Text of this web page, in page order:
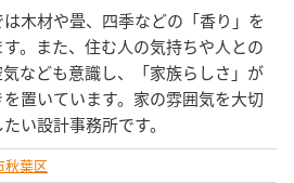
木材や畳、四季などの「香り」を
。また、住む人の気持ちや人との
なども意識し、「家族らしさ」が
置いています。家の雰囲気を大切
い設計事務所です。
秋葉区